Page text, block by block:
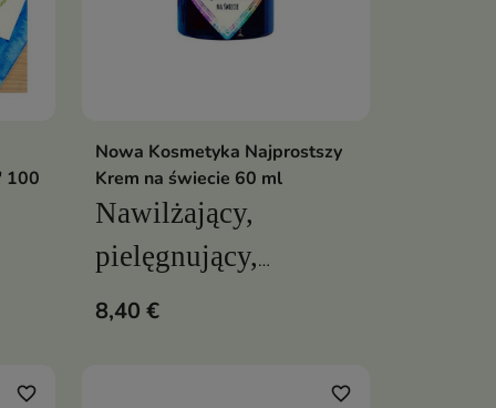
100
Dodaj do koszyka
Nowa Kosmetyka Najprostszy
Krem na świecie 60 ml
Nawilżający,
pielęgnujący,
wspomagający
hydrolipidową skóry
8,40 €
favorite_border favorite_border